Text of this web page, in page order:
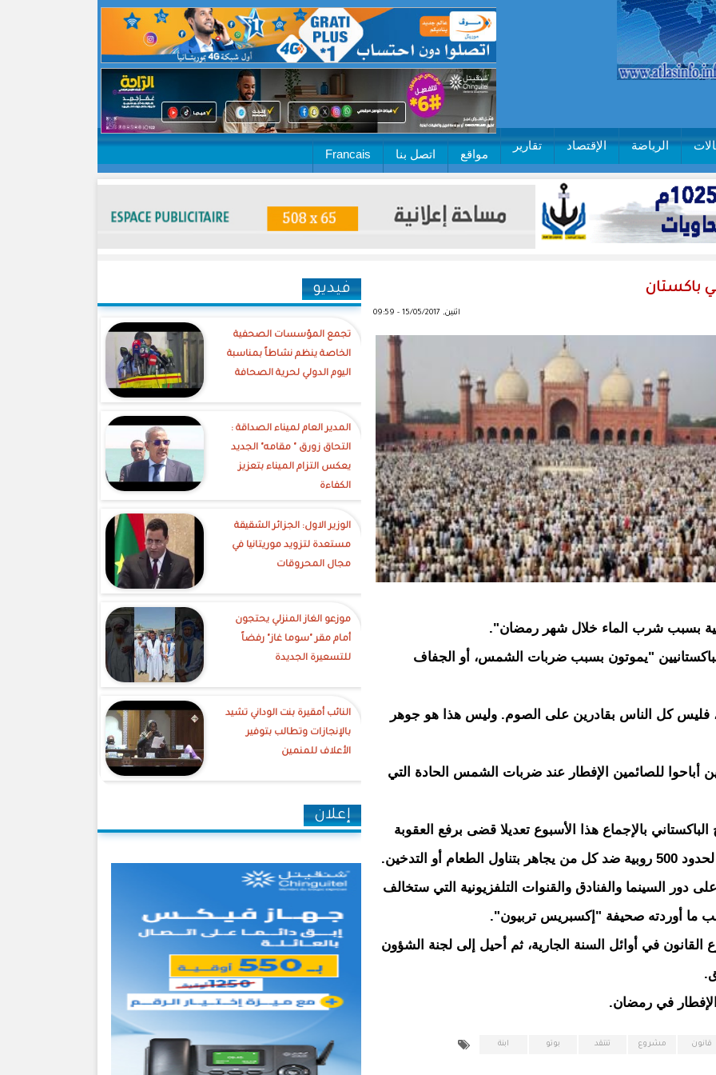
الرياضة الإقتصاد تقارير
مواقع اتصل بنا Francais
باكستان
اثنين, 15/05/2017 - 09:59
بسبب شرب الماء خلال شهر رمضان".
"يموتون بسبب ضربات الشمس، أو الجفاف
فليس كل الناس بقادرين على الصوم. وليس هذا هو جوهر
أباحوا للصائمين الإفطار عند ضربات الشمس الحادة التي
بالإجماع هذا الأسبوع تعديلا قضى برفع العقوبة
التدخين.
دور السينما والفنادق والقنوات التلفزيونية التي ستخالف
في أوائل السنة الجارية، ثم أحيل إلى لجنة الشؤون
في رمضان.
ابنة بوتو تنتقد مشروع قانون
فيديو
تجمع المؤسسات الصحفية
الخاصة ينظم نشاطاً بمناسبة
اليوم الدولي لحرية الصحافة
‎المدير العام لميناء الصداقة :
التحاق زورق " مقامه" الجديد
يعكس التزام الميناء بتعزيز
الكفاءة
الوزير الاول: الجزائر الشقيقة
مستعدة لتزويد موريتانيا في
مجال المحروقات
موزعو الغاز المنزلي يحتجون
أمام مقر "سوما غاز" رفضاً
للتسعيرة الجديدة
النائب أمقيرة بنت الوداني تشيد
بالإنجازات وتطالب بتوفير
الأعلاف للمنمين
إعلان